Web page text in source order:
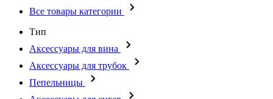
Все товары категории
Тип
Аксессуары для вина
Аксессуары для трубок
Пепельницы